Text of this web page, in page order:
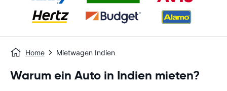
Home Mietwagen Indien
Warum ein Auto in Indien mieten?